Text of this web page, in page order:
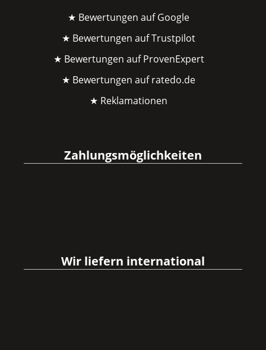
★ Bewertungen auf Google
★ Bewertungen auf Trustpilot
★ Bewertungen auf ProvenExpert
★ Bewertungen auf ratedo.de
★ Reklamationen
Zahlungsmöglichkeiten
Wir liefern international